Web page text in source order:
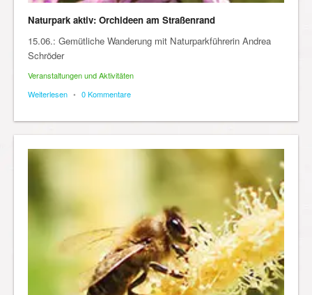
Naturpark aktiv: Orchideen am Straßenrand
15.06.: Gemütliche Wanderung mit Naturparkführerin Andrea
Schröder
Veranstaltungen und Aktivitäten
Weiterlesen • 0 Kommentare